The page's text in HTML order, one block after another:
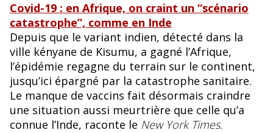
Covid-19 : en Afrique, on craint un “scénario
catastrophe”, comme en Inde
Depuis que le variant indien, détecté dans la
ville kényane de Kisumu, a gagné l’Afrique,
l’épidémie regagne du terrain sur le continent,
jusqu’ici épargné par la catastrophe sanitaire.
Le manque de vaccins fait désormais craindre
une situation aussi meurtrière que celle qu’a
connue l’Inde, raconte le New York Times.